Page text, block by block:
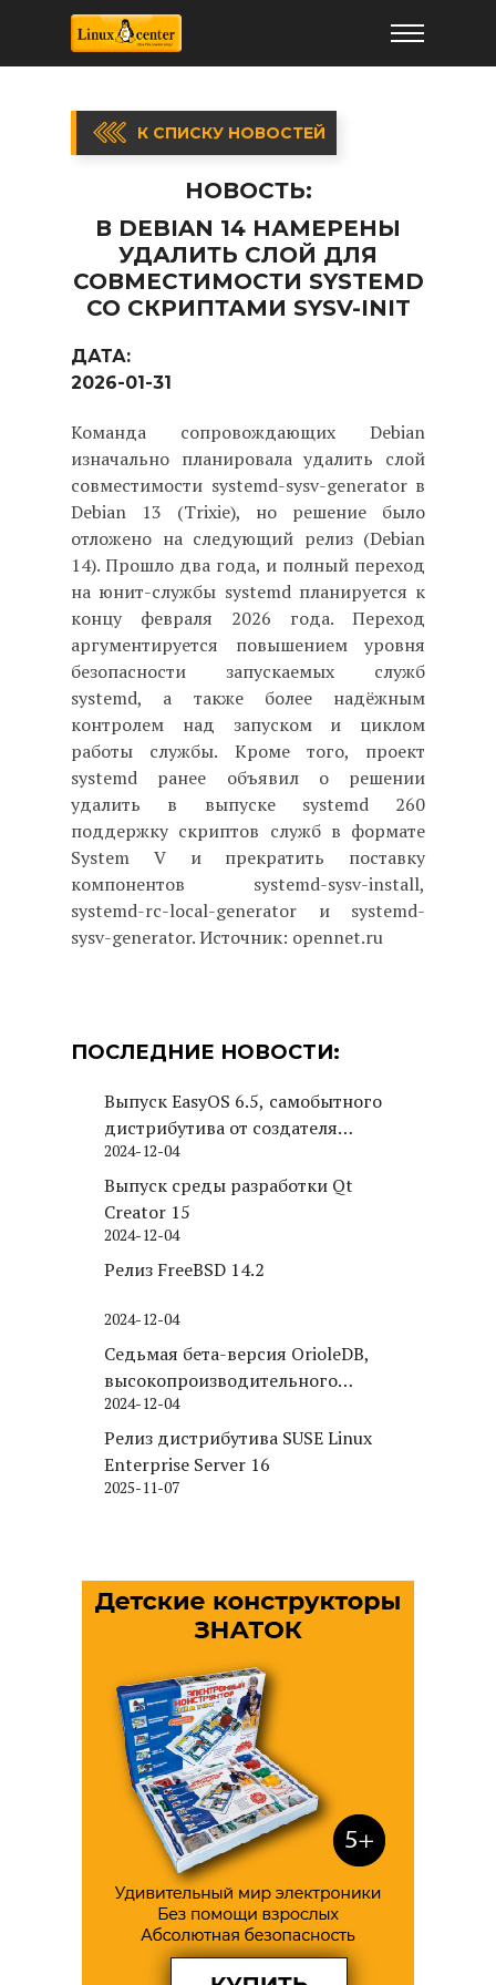
К СПИСКУ НОВОСТЕЙ
НОВОСТЬ:
В DEBIAN 14 НАМЕРЕНЫ
УДАЛИТЬ СЛОЙ ДЛЯ
СОВМЕСТИМОСТИ SYSTEMD
СО СКРИПТАМИ SYSV-INIT
ДАТА:
2026-01-31
Команда сопровождающих Debian
изначально планировала удалить слой
совместимости systemd-sysv-generator в
Debian 13 (Trixie), но решение было
отложено на следующий релиз (Debian
14). Прошло два года, и полный переход
на юнит-службы systemd планируется к
концу февраля 2026 года. Переход
аргументируется повышением уровня
безопасности запускаемых служб
systemd, а также более надёжным
контролем над запуском и циклом
работы службы. Кроме того, проект
systemd ранее объявил о решении
удалить в выпуске systemd 260
поддержку скриптов служб в формате
System V и прекратить поставку
компонентов systemd-sysv-install,
systemd-rc-local-generator и systemd-
sysv-generator. Источник: opennet.ru
ПОСЛЕДНИЕ НОВОСТИ:
Выпуск EasyOS 6.5, самобытного
дистрибутива от создателя
Puppy Linux
2024-12-04
Выпуск среды разработки Qt
Creator 15
2024-12-04
Релиз FreeBSD 14.2
2024-12-04
Седьмая бета-версия OrioleDB,
высокопроизводительного
движка хранения для PostgreSQL
2024-12-04
Релиз дистрибутива SUSE Linux
Enterprise Server 16
2025-11-07